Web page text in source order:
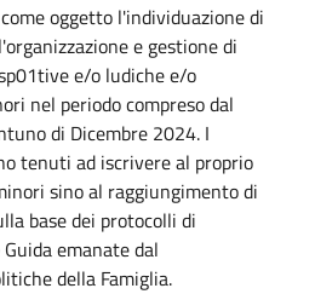
oggetto l'individuazione di
e gestione di
e/o ludiche e/o
nel periodo compreso dal
di Dicembre 2024. I
tenuti ad iscrivere al proprio
sino al raggiungimento di
base dei protocolli di
emanate dal
della Famiglia.